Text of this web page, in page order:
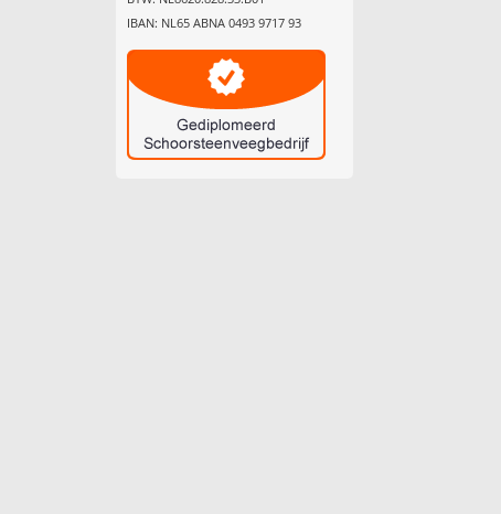
IBAN: NL65 ABNA 0493 9717 93